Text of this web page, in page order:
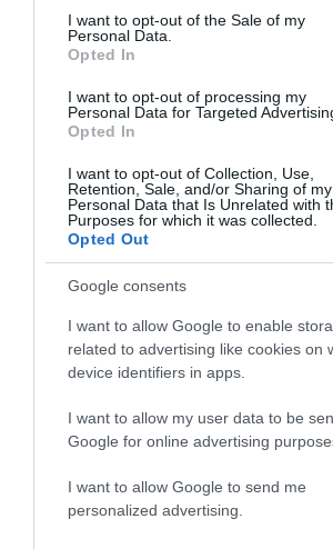
consent section.
I want to opt-out of the Sale of my
Personal Data.
Opted In
I want to opt-out of processing my
Personal Data for Targeted
Opted In
I want to opt-out of Collection, Use,
Retention, Sale, and/or Sharing of my
Personal Data that Is Unrelated with
Purposes for which it was collected.
Opted Out
Google consents
I want to allow Google to enable
related to advertising like cookies on
device identifiers in apps.
I want to allow my user data to be
Google for online advertising
I want to allow Google to send me
personalized advertising.
6 h 5 min
One Teaspoon And All The
Die Instantly
303 45 301